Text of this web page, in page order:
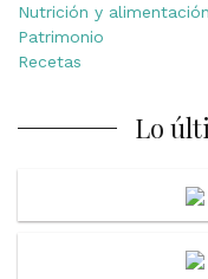
Nutrición y alimentación
Patrimonio
Recetas
Lo